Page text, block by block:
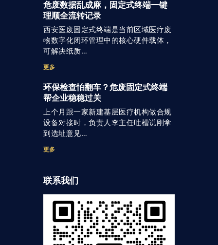
危废数据乱成麻，固定式终端一键
理顺全流转记录
西安医废固定式终端是当前区域医疗废
物数字化闭环管理中的核心硬件载体，
可解决纸质…
更多
环保检查怕翻车？危废固定式终端
帮企业稳稳过关
上个月跟一家新建基层医疗机构做合规
设备对接时，负责人李主任吐槽说刚拿
到选址意见…
更多
联系我们